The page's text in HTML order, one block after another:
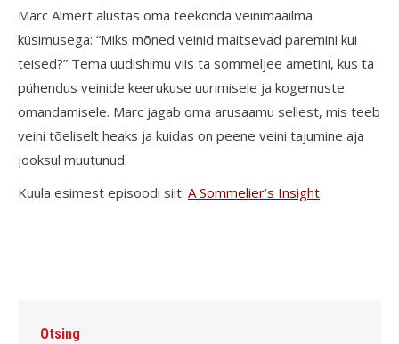
Marc Almert alustas oma teekonda veinimaailma
küsimusega: “Miks mõned veinid maitsevad paremini kui
teised?” Tema uudishimu viis ta sommeljee ametini, kus ta
pühendus veinide keerukuse uurimisele ja kogemuste
omandamisele. Marc jagab oma arusaamu sellest, mis teeb
veini tõeliselt heaks ja kuidas on peene veini tajumine aja
jooksul muutunud.
Kuula esimest episoodi siit: A Sommelier’s Insight
Otsing